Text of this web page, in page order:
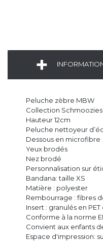
Peluche zèbre MBW
Collection Schmoozies
Hauteur 12cm
Peluche nettoyeur
Dessous en microfibre
Yeux brodés
Nez brodé
Personnalisation sur
Bandana: taille XS
Matière : polyester
Rembourrage : fibres
Insert : granulés en
Conforme à la norme
Convient aux enfants
Espace d'impression: